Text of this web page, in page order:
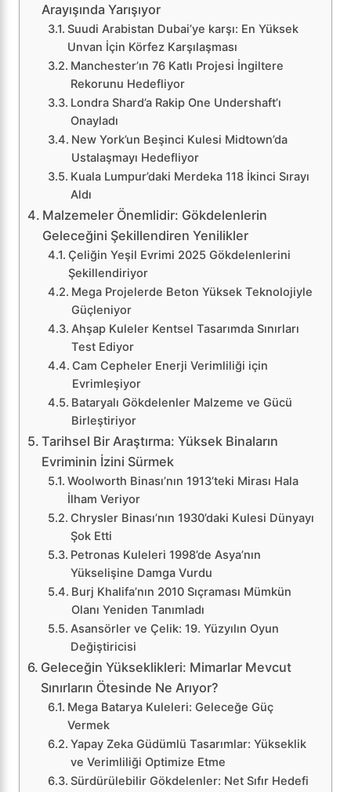
Arayışında Yarışıyor
Suudi Arabistan Dubai’ye karşı: En Yüksek
Unvan İçin Körfez Karşılaşması
Manchester’ın 76 Katlı Projesi İngiltere
Rekorunu Hedefliyor
Londra Shard’a Rakip One Undershaft’ı
Onayladı
New York’un Beşinci Kulesi Midtown’da
Ustalaşmayı Hedefliyor
Kuala Lumpur’daki Merdeka 118 İkinci Sırayı
Aldı
Malzemeler Önemlidir: Gökdelenlerin
Geleceğini Şekillendiren Yenilikler
Çeliğin Yeşil Evrimi 2025 Gökdelenlerini
Şekillendiriyor
Mega Projelerde Beton Yüksek Teknolojiyle
Güçleniyor
Ahşap Kuleler Kentsel Tasarımda Sınırları
Test Ediyor
Cam Cepheler Enerji Verimliliği için
Evrimleşiyor
Bataryalı Gökdelenler Malzeme ve Gücü
Birleştiriyor
Tarihsel Bir Araştırma: Yüksek Binaların
Evriminin İzini Sürmek
Woolworth Binası’nın 1913’teki Mirası Hala
İlham Veriyor
Chrysler Binası’nın 1930’daki Kulesi Dünyayı
Şok Etti
Petronas Kuleleri 1998’de Asya’nın
Yükselişine Damga Vurdu
Burj Khalifa’nın 2010 Sıçraması Mümkün
Olanı Yeniden Tanımladı
Asansörler ve Çelik: 19. Yüzyılın Oyun
Değiştiricisi
Geleceğin Yükseklikleri: Mimarlar Mevcut
Sınırların Ötesinde Ne Arıyor?
Mega Batarya Kuleleri: Geleceğe Güç
Vermek
Yapay Zeka Güdümlü Tasarımlar: Yükseklik
ve Verimliliği Optimize Etme
Sürdürülebilir Gökdelenler: Net Sıfır Hedefi